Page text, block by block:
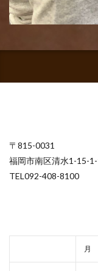
〒815-0031
福岡市南区清水1-15-
TEL092-408-8100
月